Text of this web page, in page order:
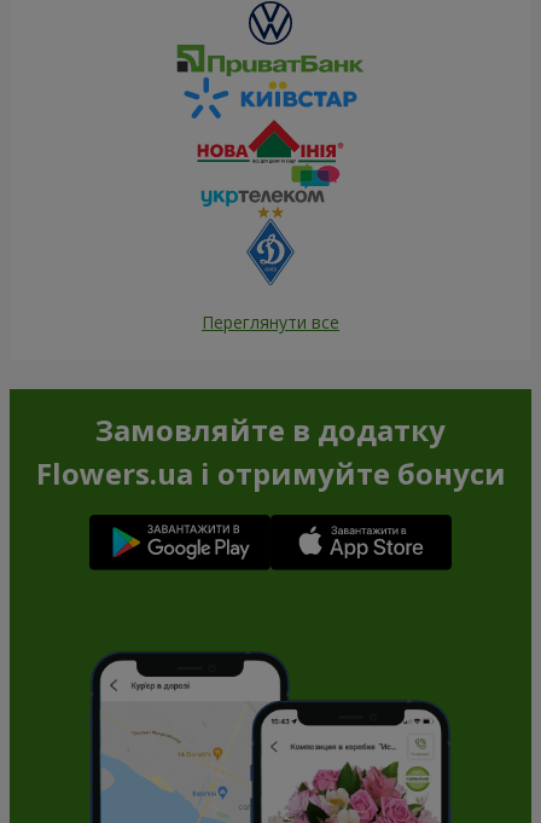
Переглянути все
Замовляйте в додатку
Flowers.ua і отримуйте бонуси